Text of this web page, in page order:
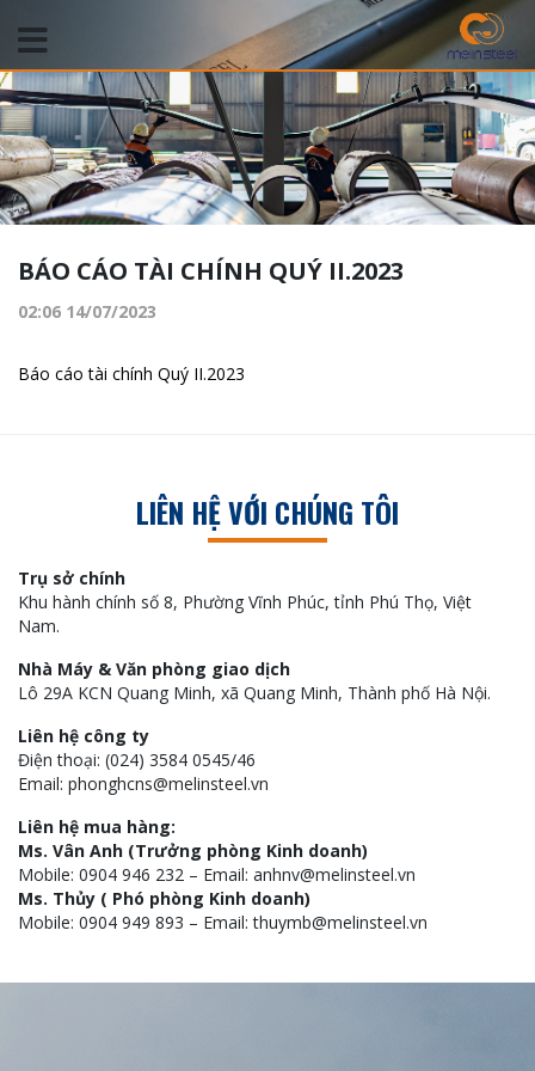
BÁO CÁO TÀI CHÍNH QUÝ II.2023
02:06 14/07/2023
Báo cáo tài chính Quý II.2023
LIÊN HỆ VỚI CHÚNG TÔI
Trụ sở chính
Khu hành chính số 8, Phường Vĩnh Phúc, tỉnh Phú Thọ, Việt
Nam.
Nhà Máy & Văn phòng giao dịch
Lô 29A KCN Quang Minh, xã Quang Minh, Thành phố Hà Nội.
Liên hệ công ty
Điện thoại: (024) 3584 0545/46
Email: phonghcns@melinsteel.vn
Liên hệ mua hàng:
Ms. Vân Anh (Trưởng phòng Kinh doanh)
Mobile: 0904 946 232 – Email: anhnv@melinsteel.vn
Ms. Thủy ( Phó phòng Kinh doanh)
Mobile: 0904 949 893 – Email: thuymb@melinsteel.vn